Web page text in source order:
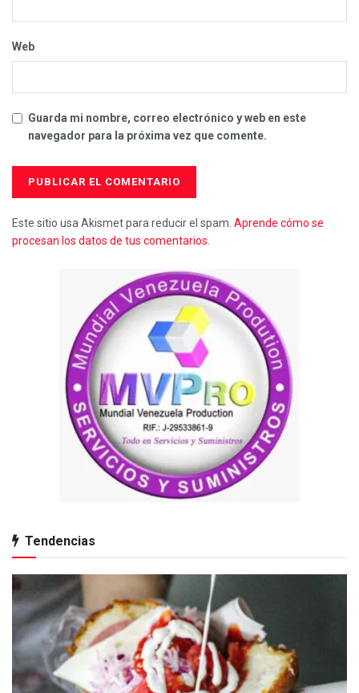
Web
Guarda mi nombre, correo electrónico y web en este
navegador para la próxima vez que comente.
Este sitio usa Akismet para reducir el spam. Aprende cómo se
procesan los datos de tus comentarios.
Tendencias